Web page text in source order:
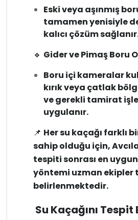
Eski veya aşınmış
tamamen yenisiyle
kalıcı çözüm
🔹 Gider ve Pimaş Boru
Boru içi kameralar
kırık veya çatlak
ve gerekli tamirat
uygulanır.
📌 Her su kaçağı farklı
sahip olduğu için,
tespiti sonrası en
yöntemi uzman ekipler
belirlenmektedir.
Su Kaçağını